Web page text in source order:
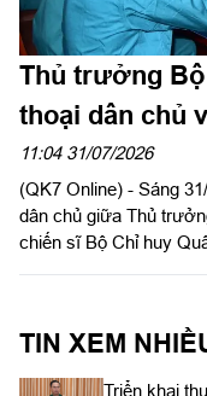
Thủ trưởng
thoại dân chủ
CHQS tỉnh
11:04 31/07/2026
(QK7 Online) - Sáng
dân chủ giữa Thủ
chiến sĩ Bộ Chỉ huy
TIN XEM
Triển khai